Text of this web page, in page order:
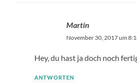
Martin
November 30, 2017 um
Hey, du hast ja doch noch
ANTWORTEN